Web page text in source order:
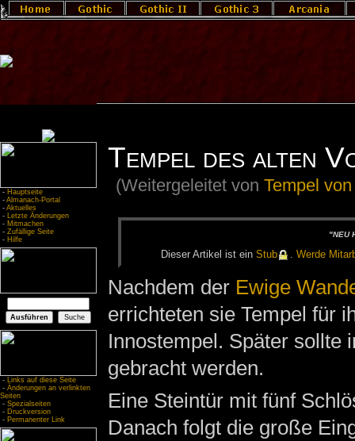
- Hauptseite
- Almanach-Portal
- Aktuelles
- Letzte Änderungen
- Mitmachen
- Zufällige Seite
- Hilfe
- Links auf diese Seite
- Änderungen an verlinkten
Seiten
- Spezialseiten
- Druckversion
- Permanenter Link
Tempel des alten
(Weitergeleitet vonTempel
"NEU
Die­ser Ar­ti­kel ist ein Stub Wer­de
Nachdem der Ewige
errichteten sie Tempel für
Innostempel. Später sollte
gebracht werden.
Eine Steintür mit fünf
Danach folgt die große